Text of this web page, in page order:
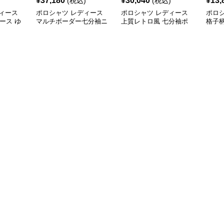
ース
ス ゆ
ポロシャツ レディース
マルチボーダー七分袖ニ
ポロシャツ レディース
上質レトロ風 七分袖ポ
ポロ
格子